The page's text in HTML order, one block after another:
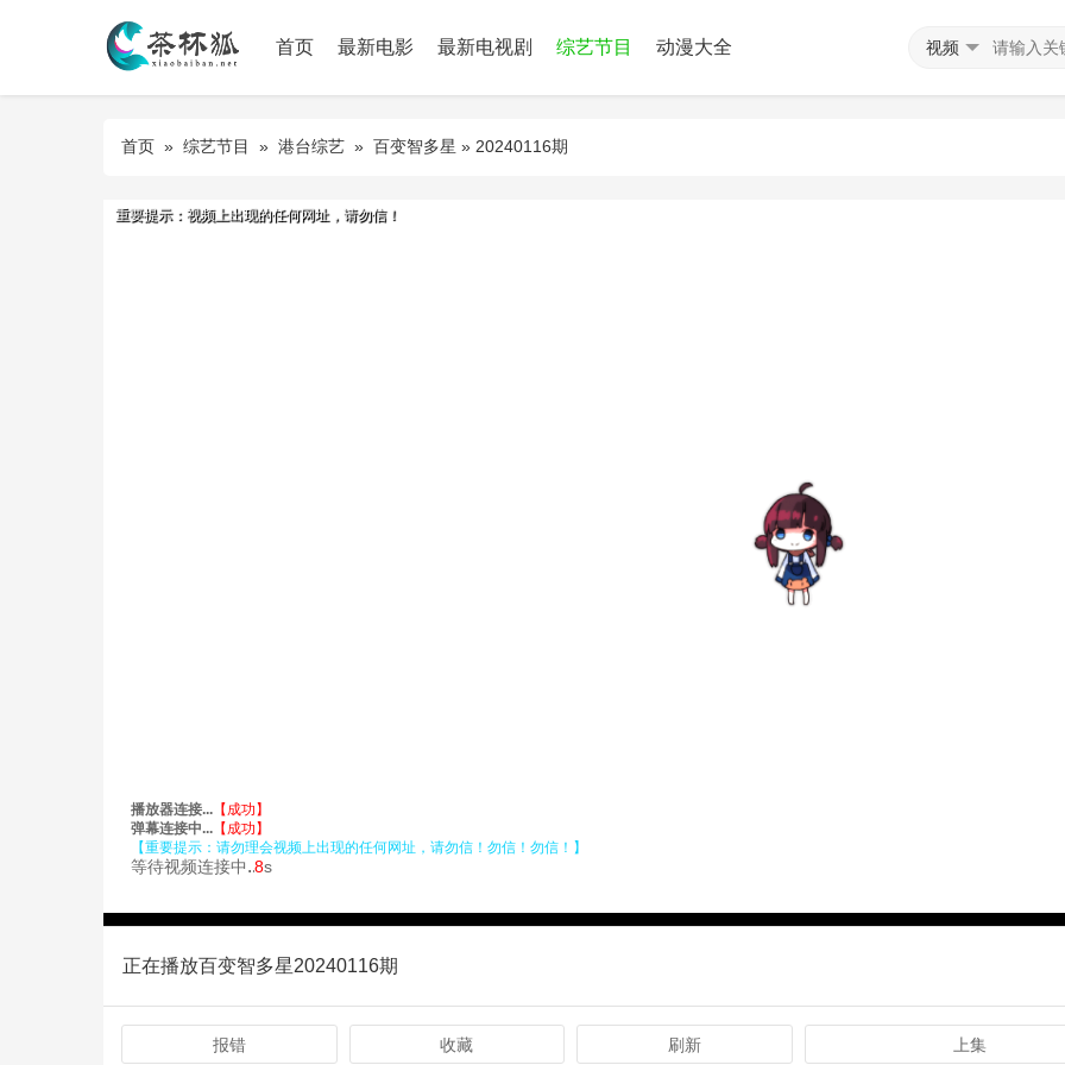
首页 最新电影 最新电视剧 综艺节目 动漫大全 视频
首页 » 综艺节目 » 港台综艺 » 百变智多星 » 20240116期
正在播放百变智多星20240116期
报错 收藏 刷新 上集